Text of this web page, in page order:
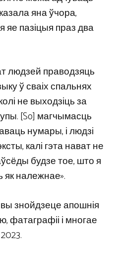
яна ўчора,
яе пазіцыя праз два
людзей праводзяць
ў сваіх спальнях
не выходзіць за
[So] магчымасць
нумары, і людзі
калі гэта нават не
будзе тое, што я
як належнае».
знойдзеце апошнія
фатаграфіі і многае